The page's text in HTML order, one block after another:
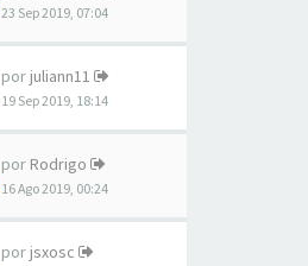
23 Sep 2019, 07:04
por juliann11
19 Sep 2019, 18:14
por Rodrigo
16 Ago 2019, 00:24
por jsxosc